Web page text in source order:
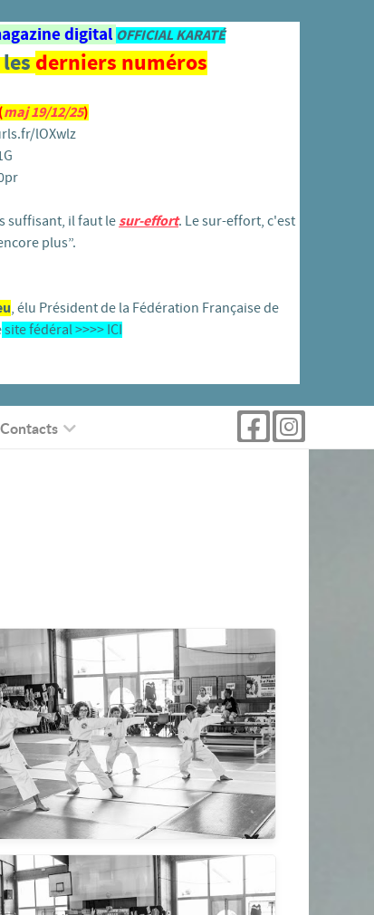
digital OFFICIAL KARATÉ
lesderniers numéros
maj 19/12/25)
lOXwlz
suffisant, il faut le sur-effort. Le sur-effort, c'est
plus”.
, élu Président de la Fédération Française de
site fédéral >>>> ICI
Contacts